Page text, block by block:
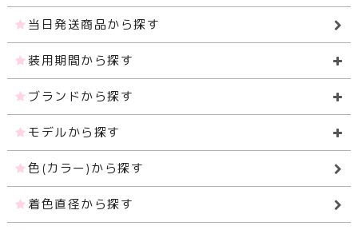
当日発送商品から探す
装用期間から探す
ブランドから探す
モデルから探す
色(カラー)から探す
着色直径から探す